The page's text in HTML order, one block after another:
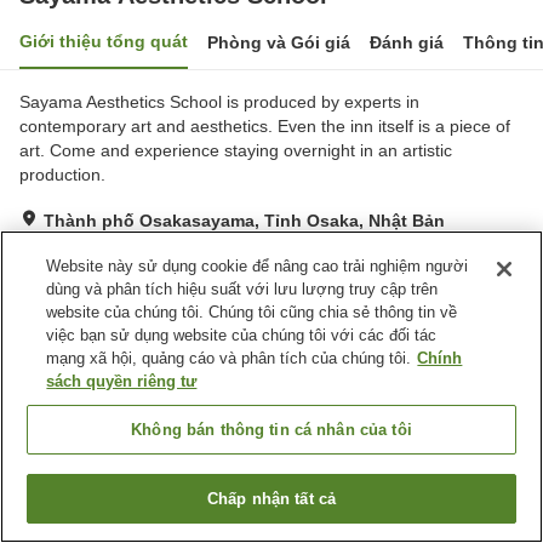
Giới thiệu tổng quát Phòng và Gói giá Đánh giá Thông
Sayama Aesthetics School is produced by experts in
contemporary art and aesthetics. Even the inn itself is a piece of
art. Come and experience staying overnight in an artistic
production.
Thành phố Osakasayama, Tỉnh Osaka, Nhật Bản
Xuất sắc Đánh giá:7 lượt
Tiện nghi chỗ nghỉ
Spa / Salon
Trang chủ Nhật Bản Tỉnh Osaka
Thành phố Osakasayama
Sayama Aesthetics School
Tìm phòng trống
Website này sử dụng cookie để nâng cao trải nghiệm người
dùng và phân tích hiệu suất với lưu lượng truy cập trên
website của chúng tôi. Chúng tôi cũng chia sẻ thông tin về
việc bạn sử dụng website của chúng tôi với các đối tác
mạng xã hội, quảng cáo và phân tích của chúng tôi. Chính
sách quyền riêng tư
Không bán thông tin cá nhân của tôi
Chấp nhận tất cả